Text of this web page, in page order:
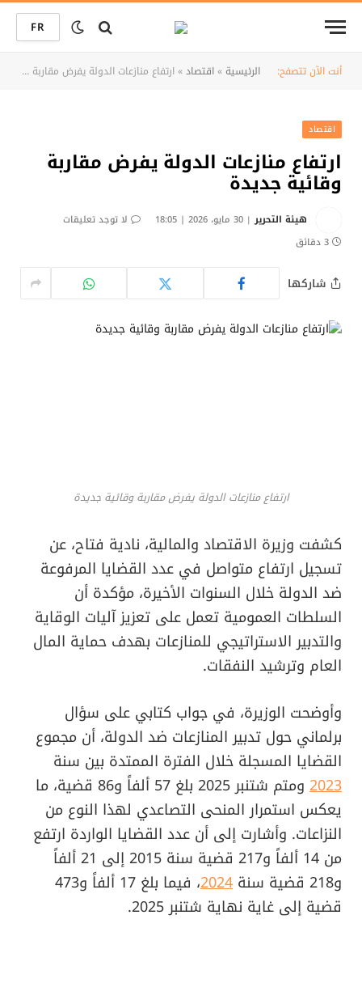
FR
أنت الآن تتصفح: الرئيسية»اقتصاد»ارتفاع منازعات الدولة يفرض مقاربة وقائية جديدة
اقتصاد
ارتفاع منازعات الدولة يفرض مقاربة
وقائية جديدة
هيئة التحرير 30 مايو، 2026 | 18:05
لا توجد تعليقات
3 دقائق
شاركها
ارتفاع منازعات الدولة يفرض مقاربة وقائية جديدة
كشفت وزيرة الاقتصاد والمالية، نادية فتاح، عن
تسجيل ارتفاع متواصل في عدد القضايا المرفوعة
ضد الدولة خلال السنوات الأخيرة، مؤكدة أن
السلطات العمومية تعمل على تعزيز آليات الوقاية
والتدبير الاستراتيجي للمنازعات بهدف حماية المال
العام وترشيد النفقات.
وأوضحت الوزيرة، في جواب كتابي على سؤال
برلماني حول تدبير المنازعات ضد الدولة، أن مجموع
القضايا المسجلة خلال الفترة الممتدة بين سنة
2023
ومتم شتنبر 2025 بلغ 57 ألفاً و86 قضية، ما
يعكس استمرار المنحى التصاعدي لهذا النوع من
النزاعات. وأشارت إلى أن عدد القضايا الواردة ارتفع
من 14 ألفاً و217 قضية سنة 2015 إلى 21 ألفاً
و218 قضية سنة
2024
، فيما بلغ 17 ألفاً و473
قضية إلى غاية نهاية شتنبر 2025.